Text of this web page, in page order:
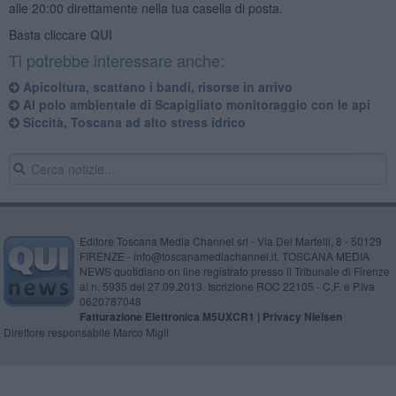
alle 20:00 direttamente nella tua casella di posta.
Basta cliccare QUI
Ti potrebbe interessare anche:
Apicoltura, scattano i bandi, risorse in arrivo
Al polo ambientale di Scapigliato monitoraggio con le api
Siccità, Toscana ad alto stress idrico
Editore Toscana Media Channel srl - Via Dei Martelli, 8 - 50129
FIRENZE - info@toscanamediachannel.it. TOSCANA MEDIA
NEWS quotidiano on line registrato presso il Tribunale di Firenze
al n. 5935 del 27.09.2013. Iscrizione ROC 22105 - C.F. e P.Iva
0620787048
Fatturazione Elettronica M5UXCR1 | Privacy Nielsen
Direttore responsabile Marco Migli